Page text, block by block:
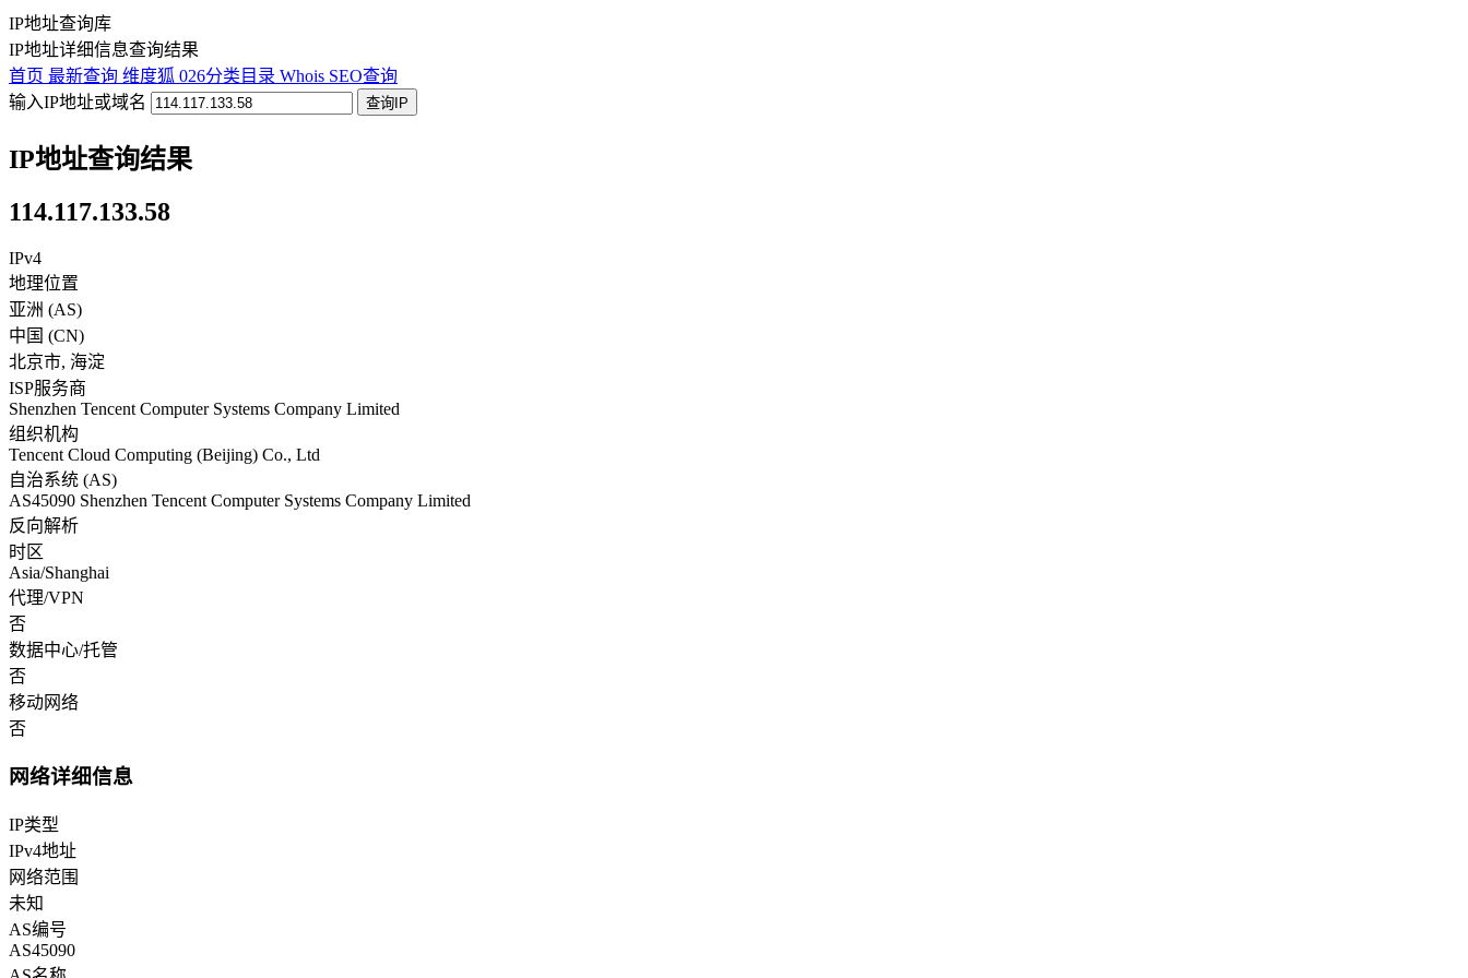
IP地址查询库
IP地址详细信息查询结果
首页 最新查询 维度狐 026分类目录 Whois SEO查询
输入IP地址或域名
查询IP
IP地址查询结果
114.117.133.58
IPv4
地理位置
亚洲 (AS)
中国 (CN)
北京市, 海淀
ISP服务商
Shenzhen Tencent Computer Systems Company Limited
组织机构
Tencent Cloud Computing (Beijing) Co., Ltd
自治系统 (AS)
AS45090 Shenzhen Tencent Computer Systems Company Limited
反向解析
时区
Asia/Shanghai
代理/VPN
否
数据中心/托管
否
移动网络
否
网络详细信息
IP类型
IPv4地址
网络范围
未知
AS编号
AS45090